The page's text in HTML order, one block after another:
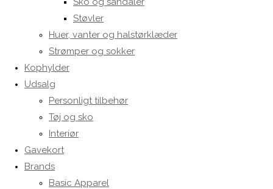
Støvler
Huer, vanter og halstørklæder
Strømper og sokker
Kophylder
Udsalg
Personligt tilbehør
Tøj og sko
Interiør
Gavekort
Brands
Basic Apparel